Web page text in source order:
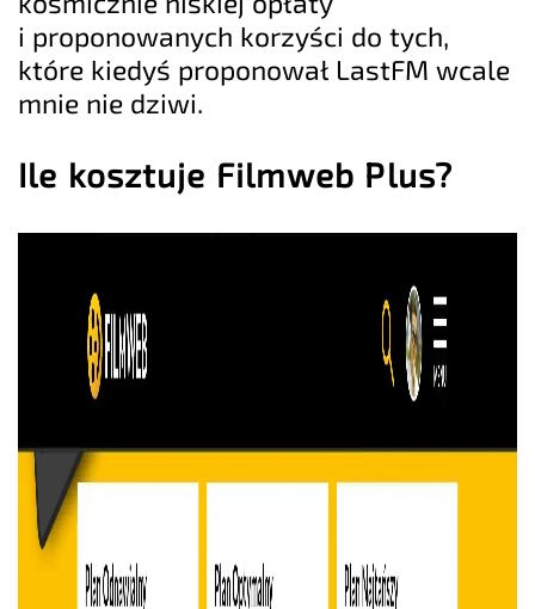
i proponowanych korzyści do tych,
które kiedyś proponował LastFM wcale
mnie nie dziwi.
Ile kosztuje Filmweb Plus?